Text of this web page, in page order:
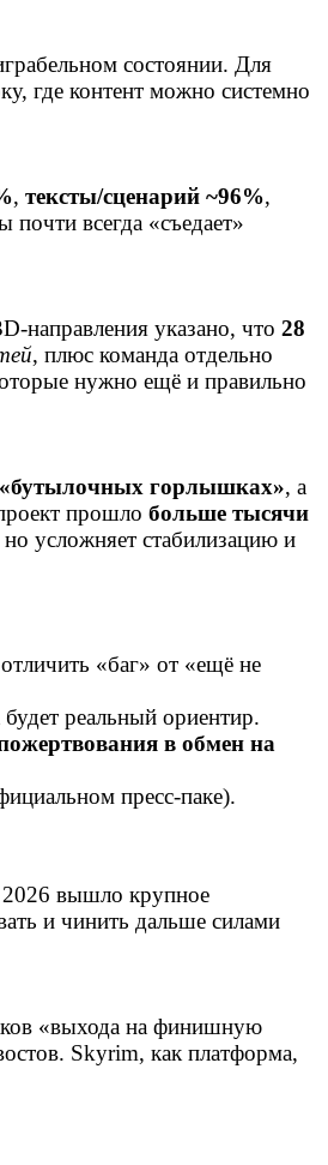
состоянии. Для
где контент можно системно
, тексты/сценарий ~96%,
всегда «съедает»
указано, что 28
, плюс команда отдельно
нужно ещё и правильно
«бутылочных горлышках», а
прошло больше тысячи
усложняет стабилизацию и
«баг» от «ещё не
реальный ориентир.
в обмен на
пресс‑паке).
2026 вышло крупное
и чинить дальше силами
«выхода на финишную
Skyrim, как платформа,